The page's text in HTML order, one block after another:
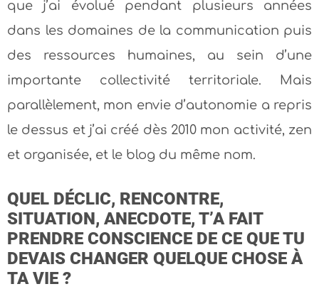
que j’ai évolué pendant plusieurs années
dans les domaines de la communication puis
des ressources humaines, au sein d’une
importante collectivité territoriale.
Mais
parallèlement, mon envie d’autonomie a repris
le dessus et j’ai créé dès 2010 mon activité, zen
et organisée, et le blog du même nom.
QUEL DÉCLIC, RENCONTRE,
SITUATION, ANECDOTE, T’A FAIT
PRENDRE CONSCIENCE DE CE QUE TU
DEVAIS CHANGER QUELQUE CHOSE À
TA VIE ?